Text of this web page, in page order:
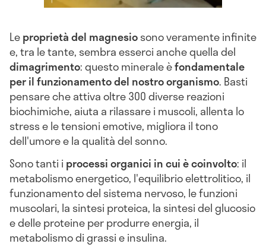
Leproprietà del magnesiosono veramente infinite
e, tra le tante, sembra esserci anche quella del
dimagrimento: questo minerale èfondamentale
per il funzionamento del nostro organismo. Basti
pensare che attiva oltre 300 diverse reazioni
biochimiche, aiuta a rilassare i muscoli, allenta lo
stress e le tensioni emotive, migliora il tono
dell'umore e la qualità del sonno.
Sono tanti i processi organici in cui è coinvolto: il
metabolismo energetico, l'equilibrio elettrolitico, il
funzionamento del sistema nervoso, le funzioni
muscolari, la sintesi proteica, la sintesi del glucosio
e delle proteine per produrre energia, il
metabolismo di grassi e insulina.